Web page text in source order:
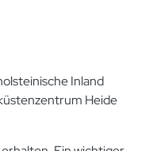
Inland
Heide